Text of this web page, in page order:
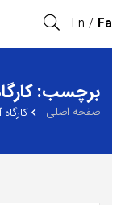
Fa
En
برچسب:
صفحه اصلی